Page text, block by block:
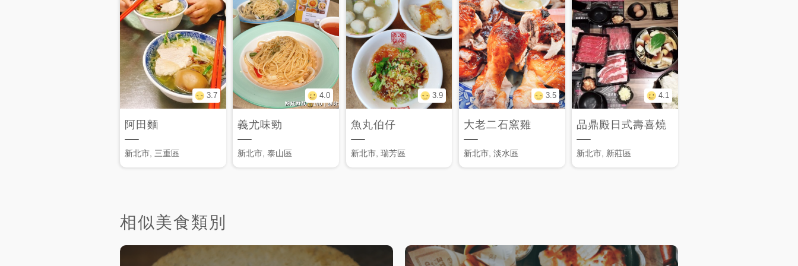
3.7
阿田麵
新北市, 三重區
4.0
義尤味勁
新北市, 泰山區
3.9
魚丸伯仔
新北市, 瑞芳區
3.5
大老二石窯雞
新北市, 淡水區
4.1
品鼎殿日式壽喜燒
新北市, 新莊區
相似美食類別